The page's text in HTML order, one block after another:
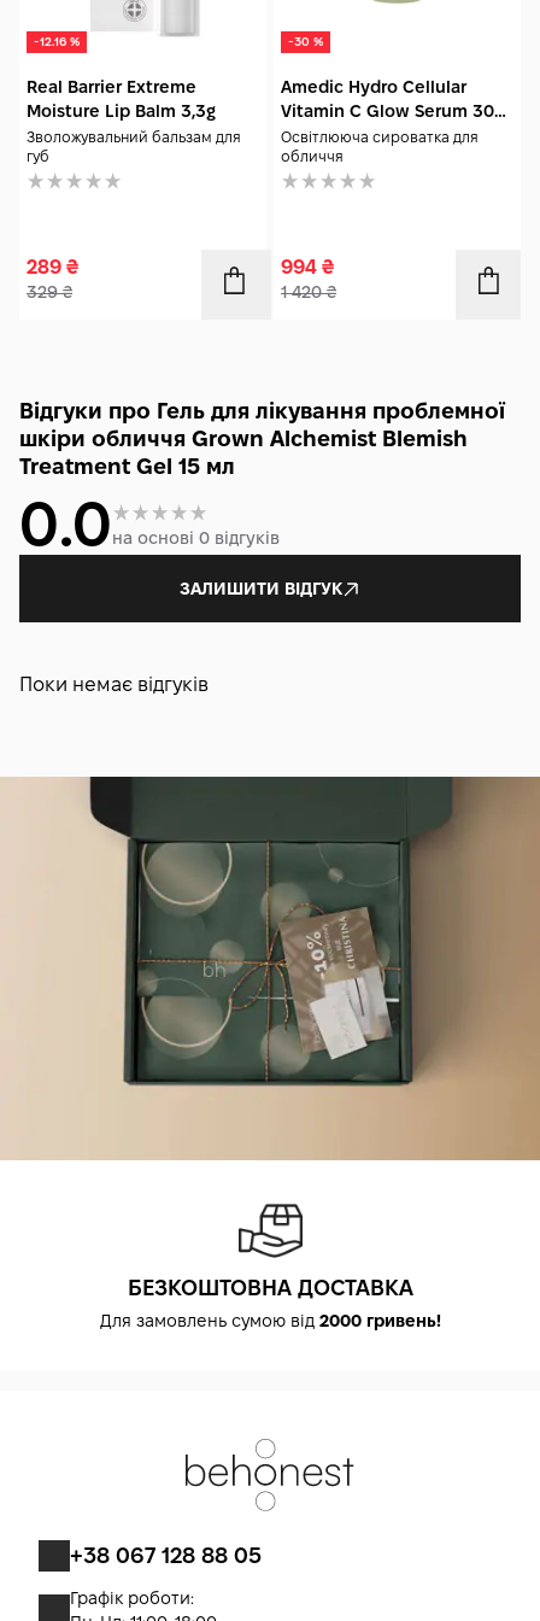
-12.16 %
Real Barrier Extreme
Moisture Lip Balm 3,3g
Зволожувальний бальзам для
губ
289 ₴
329₴
-30 %
Amedic Hydro Cellular
Vitamin C Glow Serum 30
мл
Освітлююча сироватка для
обличчя
994 ₴
1 420₴
Відгуки про Гель для лікування проблемної
шкіри обличчя Grown Alchemist Blemish
Treatment Gel 15 мл
0.0на основі 0 відгуків
ЗАЛИШИТИ ВІДГУК
Поки немає відгуків
БЕЗКОШТОВНА ДОСТАВКА
Для замовлень сумою від 2000 гривень!
+38 067 128 88 05
Графік роботи: